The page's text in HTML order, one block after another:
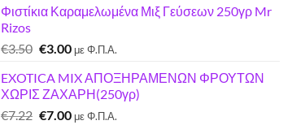
Φιστίκια Καραμελωμένα Μιξ Γεύσεων 250γρ Mr
Rizos
€3.50 Original
was:
€3.50.
€3.00Η
τιμή
είναι:
€3.00.
με Φ.Π.Α.
EXOTICA MIX ΑΠΟΞΗΡΑΜΕΝΩΝ ΦΡΟΥΤΩΝ
ΧΩΡΙΣ ΖΑΧΑΡΗ(250γρ)
€7.22 Original
€7.00Ημε Φ.Π.Α.